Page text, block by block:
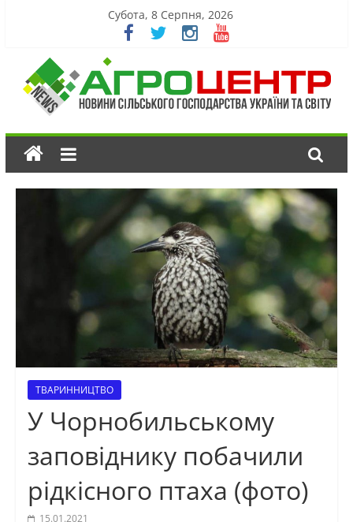
Субота, 8 Серпня, 2026
ТВАРИННИЦТВО
У Чорнобильському
заповіднику побачили
рідкісного птаха (фото)
15.01.2021